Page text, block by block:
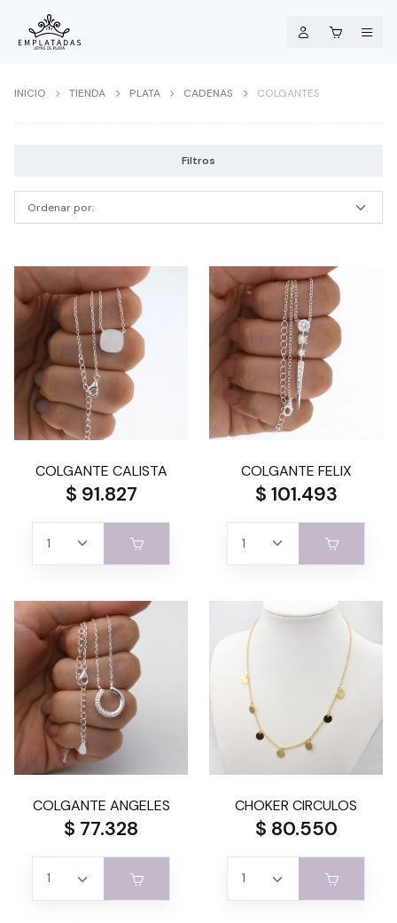
INICIO TIENDA PLATA CADENAS COLGANTES
Filtros
COLGANTE CALISTA
$ 91.827
COLGANTE FELIX
$ 101.493
COLGANTE ANGELES
$ 77.328
CHOKER CIRCULOS
$ 80.550